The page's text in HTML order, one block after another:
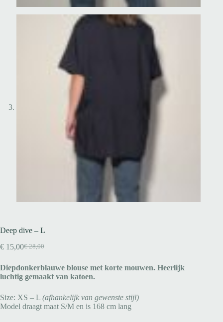
Deep dive – L
€28,00
€ 15,00
Diepdonkerblauwe blouse met korte mouwen. Heerlijk
luchtig gemaakt van katoen.
Size: XS – L (afhankelijk van gewenste stijl)
Model draagt maat S/M en is 168 cm lang